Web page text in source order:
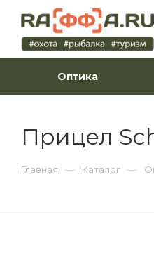
Оптика
Прицел
Главная — Каталог —